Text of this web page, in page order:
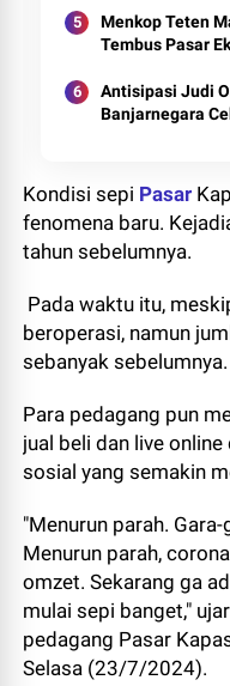
Menkop Teten
Tembus Pasar
Antisipasi Judi
Banjarnegara
Kondisi sepi Pasar
fenomena baru.
tahun sebelumnya.
Pada waktu itu,
beroperasi, namun
sebanyak sebelumnya.
Para pedagang pun
jual beli dan live
sosial yang semakin
"Menurun parah.
Menurun parah,
omzet. Sekarang ga
mulai sepi banget,"
pedagang Pasar
Selasa (23/7/2024).